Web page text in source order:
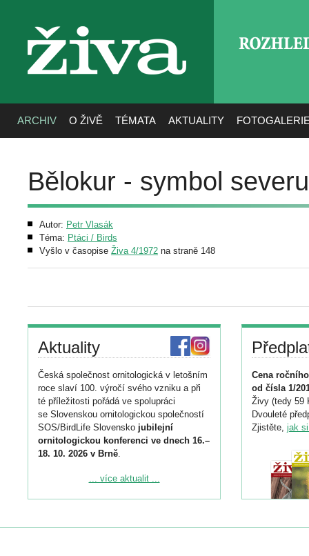
živa
ARCHIV O ŽIVĚ TÉMATA AKTUALITY
Bělokur - symbol severu
Autor: Petr Vlasák
Téma: Ptáci / Birds
Vyšlo v časopise Živa 4/1972 na straně 148
Aktuality
Česká společnost ornitologická v letošním
roce slaví 100. výročí svého vzniku a při
té příležitosti pořádá ve spolupráci
se Slovenskou ornitologickou společností
SOS/BirdLife Slovensko jubilejní
ornitologickou konferenci ve dnech 16.–
18. 10. 2026 v Brně.
Podrobnější informace ke konferenci
Registrovat se můžete do 6. září.
... více aktualit ...
Cena
od čísla 1/
Živy (tedy 59
Dvouleté
Zjistěte, jak